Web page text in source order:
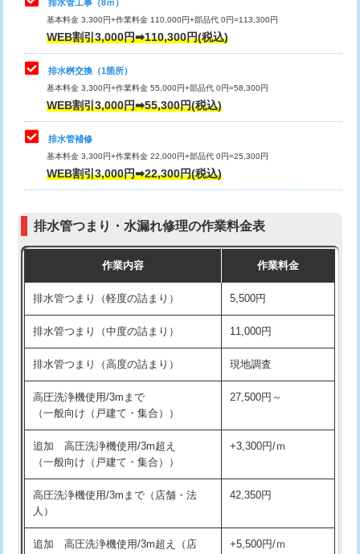
マス交換（深さ50㎝未満）
マス交換（深さ50㎝以上）
コンクリート斫り（厚さ10㎝まで）
コンクリート斫り（厚さ10㎝超え）
モルタル補修（厚さ10㎝まで）
モルタル補修（厚さ10㎝超え）
追加人工 16,500円
現場見積
※給水管工事は20mmまでの価格です。
その他部品の脱着
交換・取付（タンク）
交換・取付(単水栓（壁付・デッキ
式）)
交換・取付(混合水栓（壁付・デッキ
式・ワンホール）)
16,500円+材料費
交換・取付(排水栓・排水トラップ
交換・取付（その他部品） 11,000円+材料費
持込商品取付（単水栓） 13,200円
持込商品取付（混合水栓） 16,500円
持込商品取付（浄水器・分岐水栓） 16,500円
給水管工事※（ホール加工) 16,500円
給水管工事※（バンド止め) 3,300円
給水管工事※（支持金具設置)
給水管工事※（保温材使用（バンド止
め込み）)
5,500円
給水管工事※（土の掘削・埋め戻し作
業)
11,000円
給水管工事※（塩ビ管（VP・HI）使
33,000円
排水管工事（8ｍ）
基本料金 3,300円+作業料金 110,000円+部品代 0円=113,300円
WEB割引3,000円➡110,300円(税込)
排水桝交換（1箇所）
基本料金 3,300円+作業料金 55,000円+部品代 0円=58,300円
WEB割引3,000円➡55,300円(税込)
排水管補修
基本料金 3,300円+作業料金 22,000円+部品代 0円=25,300円
WEB割引3,000円➡22,300円(税込)
排水管つまり・水漏れ修理の作業料金表
作業内容 作業料金
排水管つまり（軽度の詰まり） 5,500円
排水管つまり（中度の詰まり） 11,000円
排水管つまり（高度の詰まり） 現地調査
高圧洗浄機使用/3mまで
（一般向け（戸建て・集合））
27,500円～
追加 高圧洗浄機使用/3m超え
（一般向け（戸建て・集合））
+3,300円/ｍ
高圧洗浄機使用/3mまで（店舗・法
人）
42,350円
追加 高圧洗浄機使用/3m超え（店
+5,500円/ｍ